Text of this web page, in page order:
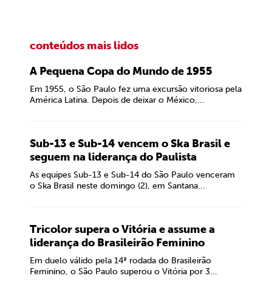
conteúdos mais lidos
A Pequena Copa do Mundo de 1955
Em 1955, o São Paulo fez uma excursão vitoriosa pela
América Latina. Depois de deixar o México,...
Sub-13 e Sub-14 vencem o Ska Brasil e
seguem na liderança do Paulista
As equipes Sub-13 e Sub-14 do São Paulo venceram
o Ska Brasil neste domingo (2), em Santana...
Tricolor supera o Vitória e assume a
liderança do Brasileirão Feminino
Em duelo válido pela 14ª rodada do Brasileirão
Feminino, o São Paulo superou o Vitória por 3...